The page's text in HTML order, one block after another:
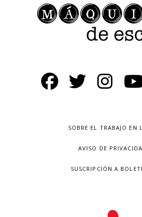
SOBRE EL TRABAJO EN
AVISO DE
SUSCRIPCIÓN A